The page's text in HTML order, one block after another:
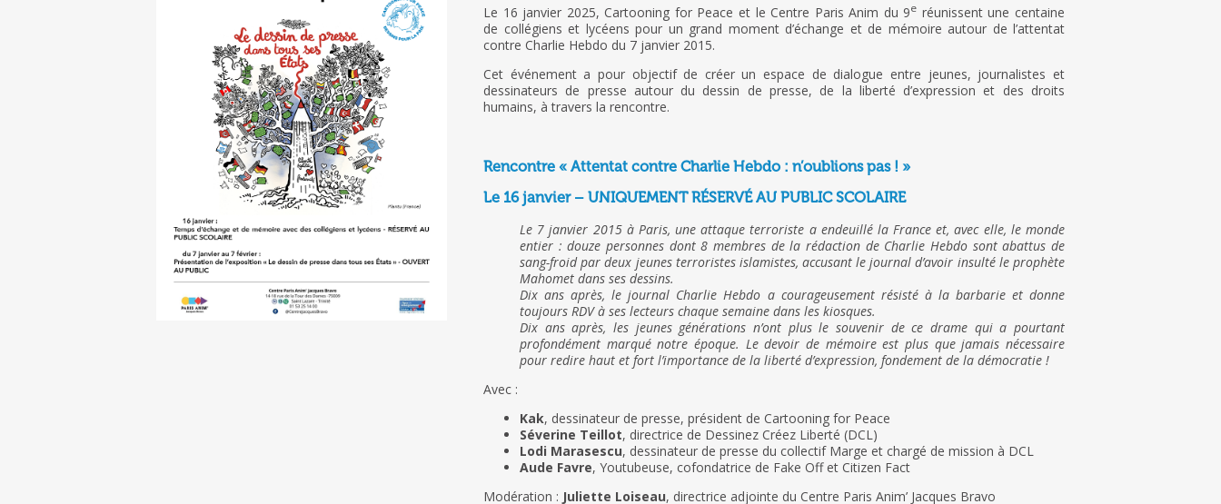
Le 16 janvier 2025, Cartooning for Peace et le Centre Paris Anim du 9e réunissent une centaine
de collégiens et lycéens pour un grand moment d’échange et de mémoire autour de l’attentat
contre Charlie Hebdo du 7 janvier 2015.
Cet événement a pour objectif de créer un espace de dialogue entre jeunes, journalistes et
dessinateurs de presse autour du dessin de presse, de la liberté d’expression et des droits
humains, à travers la rencontre.
Rencontre « Attentat contre Charlie Hebdo : n’oublions pas ! »
Le 16 janvier – UNIQUEMENT RÉSERVÉ AU PUBLIC SCOLAIRE
Le 7 janvier 2015 à Paris, une attaque terroriste a endeuillé la France et, avec elle, le monde
entier : douze personnes dont 8 membres de la rédaction de Charlie Hebdo sont abattus de
sang-froid par deux jeunes terroristes islamistes, accusant le journal d’avoir insulté le prophète
Mahomet dans ses dessins.
Dix ans après, le journal Charlie Hebdo a courageusement résisté à la barbarie et donne
toujours RDV à ses lecteurs chaque semaine dans les kiosques.
Dix ans après, les jeunes générations n’ont plus le souvenir de ce drame qui a pourtant
profondément marqué notre époque. Le devoir de mémoire est plus que jamais nécessaire
pour redire haut et fort l’importance de la liberté d’expression, fondement de la démocratie !
Avec :
Kak, dessinateur de presse, président de Cartooning for Peace
Séverine Teillot, directrice de Dessinez Créez Liberté (DCL)
Lodi Marasescu, dessinateur de presse du collectif Marge et chargé de mission à DCL
Aude Favre, Youtubeuse, cofondatrice de Fake Off et Citizen Fact
Modération : Juliette Loiseau, directrice adjointe du Centre Paris Anim’ Jacques Bravo